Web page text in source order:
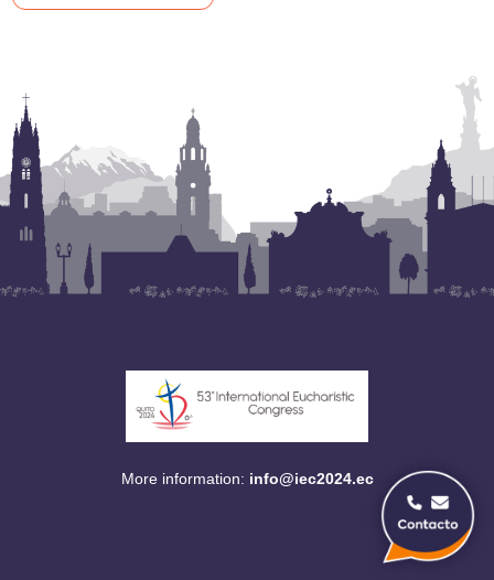
More information: info@iec2024.ec